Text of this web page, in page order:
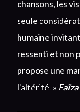
chansons, les
seule
humaine
ressenti et non
propose une
l’altérité. »